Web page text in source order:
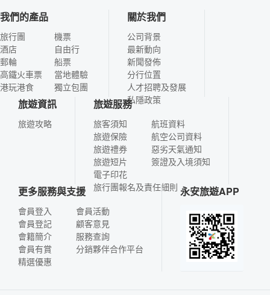
我們的產品
旅行團
酒店
郵輪
高鐵火車票
港玩港食
機票
自由行
船票
當地體驗
獨立包團
關於我們
公司背景
最新動向
新聞發佈
分行位置
人才招聘及發展
私隱政策
旅遊資訊
旅遊攻略
旅遊服務
旅客須知
旅遊保險
旅遊禮券
旅遊短片
電子印花
航班資料
航空公司資料
惡劣天氣通知
簽證及入境須知
旅行團報名及責任細則
更多服務與支援
會員登入
會員登記
會籍簡介
會員有賞
精選優惠
會員活動
顧客意見
服務查詢
分銷夥伴合作平台
永安旅遊APP